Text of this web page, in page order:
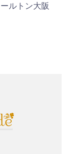
ールトン大阪